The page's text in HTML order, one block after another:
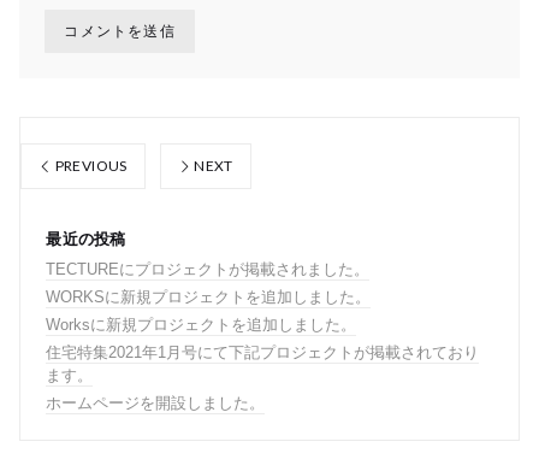
PREVIOUS NEXT
最近の投稿
TECTUREにプロジェクトが掲載されました。
WORKSに新規プロジェクトを追加しました。
Worksに新規プロジェクトを追加しました。
住宅特集2021年1月号にて下記プロジェクトが掲載されており
ます。
ホームページを開設しました。